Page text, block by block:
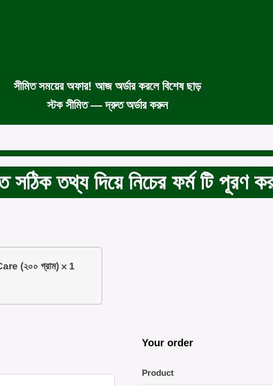
সীমিত সময়ের অফার! আজ অর্ডার করলে বিশেষ ছাড়
স্টক সীমিত — দ্রুত অর্ডার করুন
সঠিক তথ্য দিয়ে নিচের ফর্ম টি পূরণ
(২০০ গ্রাম) 1
Your order
Product